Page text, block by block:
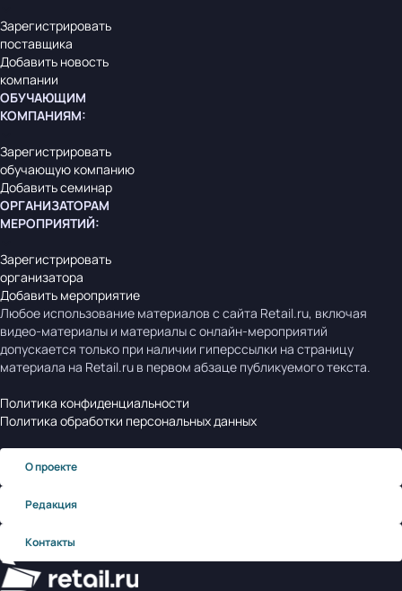
Зарегистрировать
поставщика
Добавить новость
компании
ОБУЧАЮЩИМ
КОМПАНИЯМ:
Зарегистрировать
обучающую компанию
Добавить семинар
ОРГАНИЗАТОРАМ
МЕРОПРИЯТИЙ:
Зарегистрировать
организатора
Добавить мероприятие
Любое использование материалов с сайта Retail.ru, включая
видео-материалы и материалы с онлайн-мероприятий
допускается только при наличии гиперссылки на страницу
материала на Retail.ru в первом абзаце публикуемого текста.
Политика конфиденциальности
Политика обработки персональных данных
О проекте
Редакция
Контакты